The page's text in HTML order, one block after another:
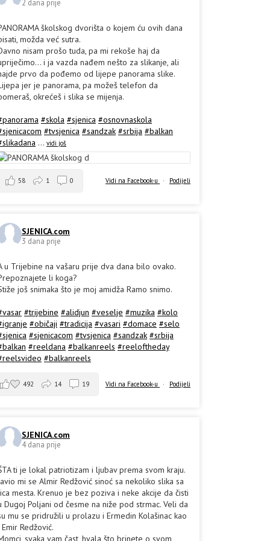
2 dana prije
školskog dvorišta o kojem ću ovih dana
možda već sutra.
nisam prošo tuda, pa mi rekoše haj da
i ja vazda nađem nešto za slikanje, ali
prvo da pođemo od lijepe panorama slike.
jer je panorama, pa možeš telefon da
okrećeš i slika se mijenja.
#skola #sjenica #osnovnaskola
#tvsjenica #sandzak #srbija #balkan
... vidi još
Vidi na Facebook-u · Podijeli
58 1 0
SJENICA.com
3 dana prije
u Trijebine na vašaru prije dva dana bilo ovako.
li koga?
još snimaka što je moj amidža Ramo snimo.
#trijebine #alidjun #veselje #muzika #kolo
#običaji #tradicija #vasari #domace #selo
#sjenicacom #tvsjenica #sandzak #srbija
#reeldana #balkanreels #reeloftheday
#balkanreels
Vidi na Facebook-u · Podijeli
492 14 19
SJENICA.com
4 dana prije
ti je lokal patriotizam i ljubav prema svom kraju.
mi se Almir Redžović sinoć sa nekoliko slika sa
mesta. Krenuo je bez poziva i neke akcije da čisti
Dugoj Poljani od česme na niže pod strmac. Veli da
mu se pridružili u prolazu i Ermedin Kolašinac kao
Redžović.
svaka vam čast, hvala što brinete o svom